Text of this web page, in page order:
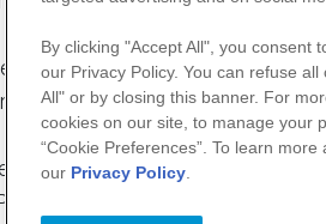
Für alle medizinischen
Ansprechpartner.
Oncology. Pfizer ist ein weltweit
Oncology widmet sich der
By clicking "Accept All", you consent
our Privacy Policy. You can refuse
All" or by closing this banner. For
cookies on our site, to manage your
“Cookie Preferences”. To learn
our Privacy Policy